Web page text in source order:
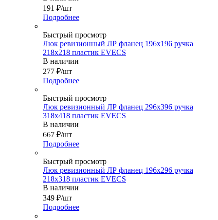
191 ₽/шт
Подробнее
Быстрый просмотр
Люк ревизионный ЛР фланец 196х196 ручка
218х218 пластик EVECS
В наличии
277 ₽/шт
Подробнее
Быстрый просмотр
Люк ревизионный ЛР фланец 296х396 ручка
318х418 пластик EVECS
В наличии
667 ₽/шт
Подробнее
Быстрый просмотр
Люк ревизионный ЛР фланец 196х296 ручка
218х318 пластик EVECS
В наличии
349 ₽/шт
Подробнее